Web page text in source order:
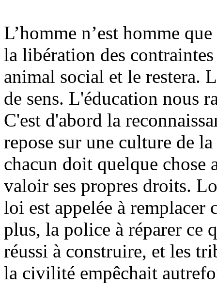
L’homme n’est homme
la libération des
animal social et le restera.
de sens. L'éducation nous
C'est d'abord la
repose sur une culture de
chacun doit quelque chose
valoir ses propres droits.
loi est appelée à remplacer
plus, la police à réparer ce
réussi à construire, et les
la civilité empêchait